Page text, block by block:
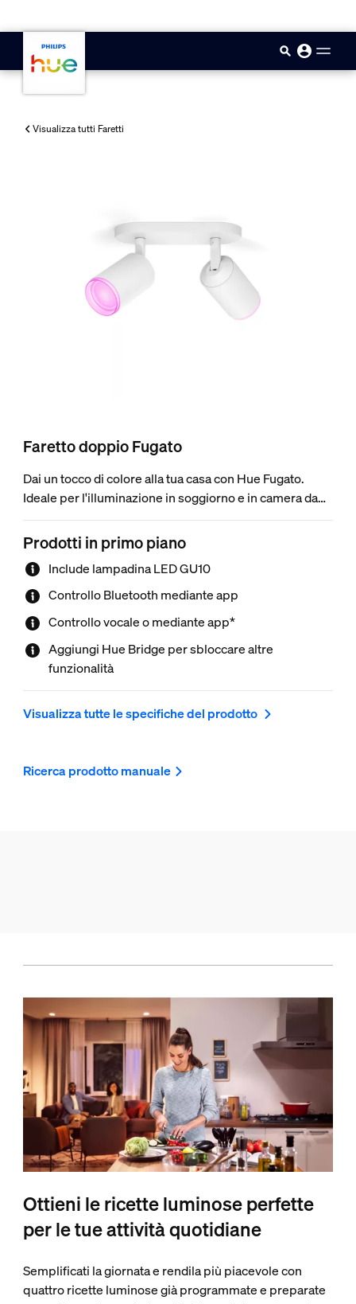
Visualizza tutti Faretti
Faretto doppio Fugato
Dai un tocco di colore alla tua casa con Hue Fugato.
Ideale per l'illuminazione in soggiorno e in camera da
letto. Utilizza il Bluetooth per spegnere e accendere la
luce all'istante, regolarla e impostare le scene di luce
all'interno di una stanza oppure connettiti a Hue Bridge
per sbloccare l'intera gamma di funzionalità.
Prodotti in primo piano
Include lampadina LED GU10
Controllo Bluetooth mediante app
Controllo vocale o mediante app*
Aggiungi Hue Bridge per sbloccare altre
funzionalità
Visualizza tutte le specifiche del prodotto
Ricerca prodotto manuale
Ottieni le ricette luminose perfette
per le tue attività quotidiane
Semplificati la giornata e rendila più piacevole con
quattro ricette luminose già programmate e preparate